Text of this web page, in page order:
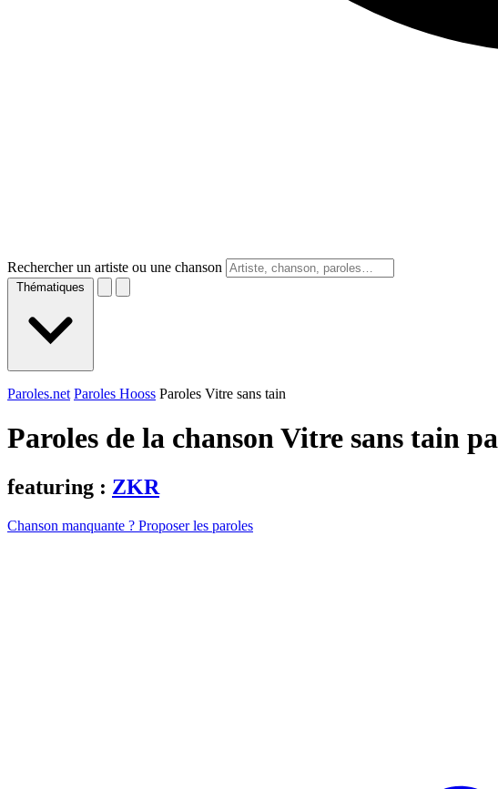
Rechercher un artiste ou une chanson
Thématiques
Paroles.net Paroles Hooss Paroles Vitre sans tain
Paroles de la chanson Vitre sans tain
featuring : ZKR
Chanson manquante ? Proposer les paroles